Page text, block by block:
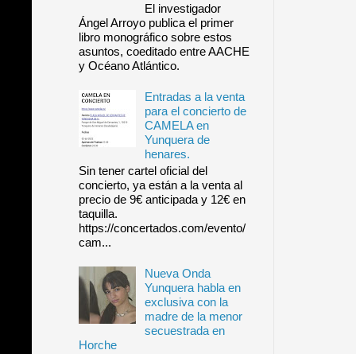
El investigador
Ángel Arroyo publica el primer
libro monográfico sobre estos
asuntos, coeditado entre AACHE
y Océano Atlántico.
Entradas a la venta
para el concierto de
CAMELA en
Yunquera de
henares.
Sin tener cartel oficial del
concierto, ya están a la venta al
precio de 9€ anticipada y 12€ en
taquilla.
https://concertados.com/evento/
cam...
Nueva Onda
Yunquera habla en
exclusiva con la
madre de la menor
secuestrada en
Horche